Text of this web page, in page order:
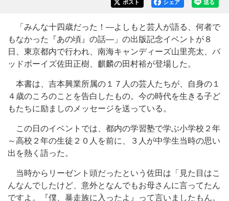
送る
シェア
ポスト
「みんな十四歳だった！―よしもと芸人が語る、何者で
もなかった『あの頃』の話―」の出版記念イベントが８
日、東京都内で行われ、南海キャンディーズ山里亮太、バ
ッドボーイズ佐田正樹、麒麟の田村裕が登場した。
本書は、吉本興業所属の１７人の芸人たちが、自身の１
４歳のころのことを告白したもの。今の時代を生きる子ど
もたちに励ましのメッセージを送っている。
この日のイベントでは、都内の学習塾で学ぶ小学校２年
～高校２年の生徒２０人を前に、３人が中学生当時の思い
出を熱く語った。
当時からリーゼント頭だったという佐田は「見た目はこ
んなんでしたけど、意外となんでもお母さんに言ってたん
ですよ。『僕、暴走族に入ったよ』って言いましたもん。